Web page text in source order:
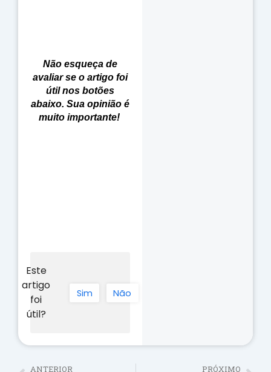
Não esqueça de
avaliar se o artigo foi
útil nos botões
abaixo. Sua opinião é
muito importante!
Este
artigo
foi
útil?
Sim Não
ANTERIOR PRÓXIMO